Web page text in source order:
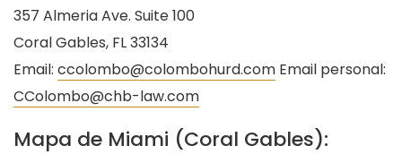
357 Almeria Ave. Suite 100
Coral Gables, FL 33134
Email: ccolombo@colombohurd.com Email personal:
CColombo@chb-law.com
Mapa de Miami (Coral Gables):